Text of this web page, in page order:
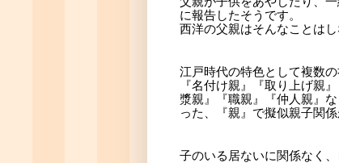
に報告したそうです。
西洋の父親はそんなことはし
江戸時代の特色として複数
『名付け親』『取り上げ親
漿親』『職親』『仲人親』
った、『親』で擬似親子関
子のいる居ないに関係なく